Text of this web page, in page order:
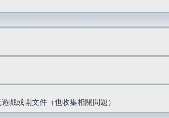
戲或開文件（也收集相關問題）